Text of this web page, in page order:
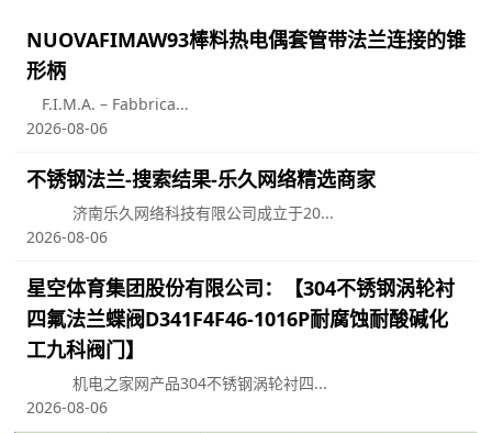
NUOVAFIMAW93棒料热电偶套管带法兰连接的锥
形柄
F.I.M.A. – Fabbrica...
2026-08-06
不锈钢法兰-搜索结果-乐久网络精选商家
济南乐久网络科技有限公司成立于20...
2026-08-06
星空体育集团股份有限公司：【304不锈钢涡轮衬
四氟法兰蝶阀D341F4F46-1016P耐腐蚀耐酸碱化
工九科阀门】
机电之家网产品304不锈钢涡轮衬四...
2026-08-06